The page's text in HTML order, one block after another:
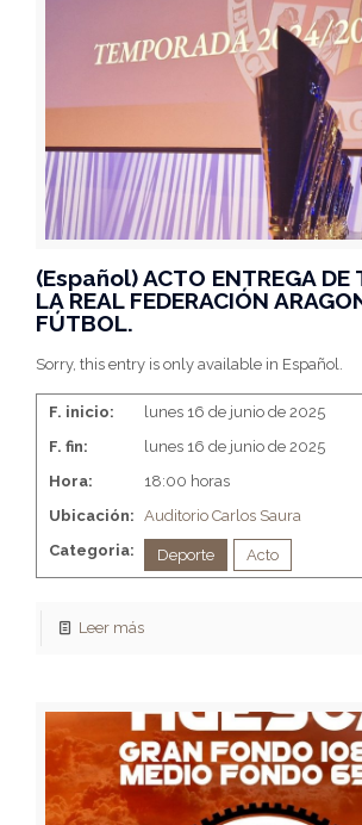
(Español) ACTO ENTREGA DE
LA REAL FEDERACIÓN
FÚTBOL.
Sorry, this entry is only available in Español.
F. inicio:
lunes 16 de junio de 2025
F. fin:
lunes 16 de junio de 2025
Hora:
18:00 horas
Ubicación: Auditorio Carlos Saura
Categoria:
Deporte Acto
Leer más